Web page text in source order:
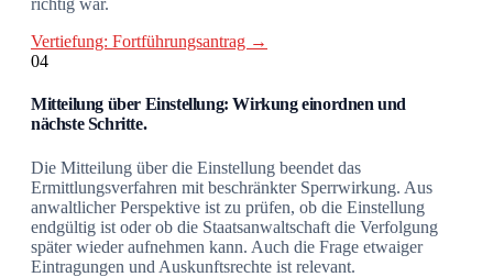
richtig war.
Vertiefung: Fortführungsantrag →
04
Mitteilung über Einstellung: Wirkung einordnen und
nächste Schritte.
Die Mitteilung über die Einstellung beendet das
Ermittlungsverfahren mit beschränkter Sperrwirkung. Aus
anwaltlicher Perspektive ist zu prüfen, ob die Einstellung
endgültig ist oder ob die Staatsanwaltschaft die Verfolgung
später wieder aufnehmen kann. Auch die Frage etwaiger
Eintragungen und Auskunftsrechte ist relevant.